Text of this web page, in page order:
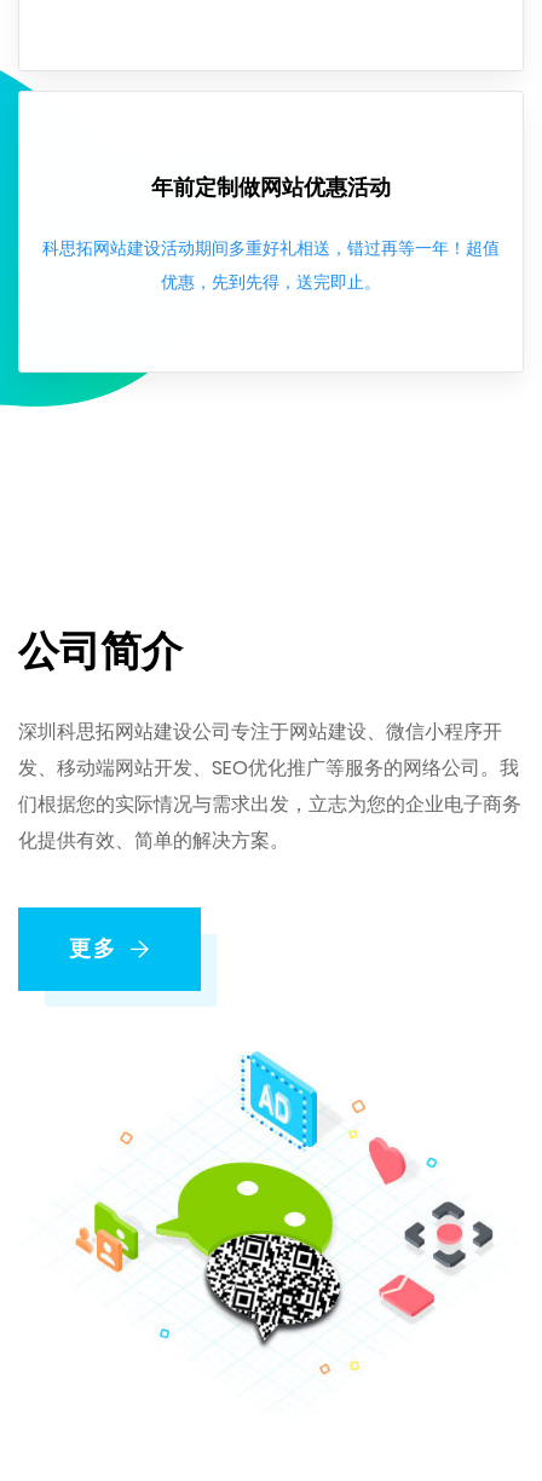
年前定制做网站优惠活动
科思拓网站建设活动期间多重好礼相送，错过再等一年！超值
优惠，先到先得，送完即止。
公司简介
深圳科思拓网站建设公司专注于网站建设、微信小程序开
发、移动端网站开发、SEO优化推广等服务的网络公司。我
们根据您的实际情况与需求出发，立志为您的企业电子商务
化提供有效、简单的解决方案。
更多